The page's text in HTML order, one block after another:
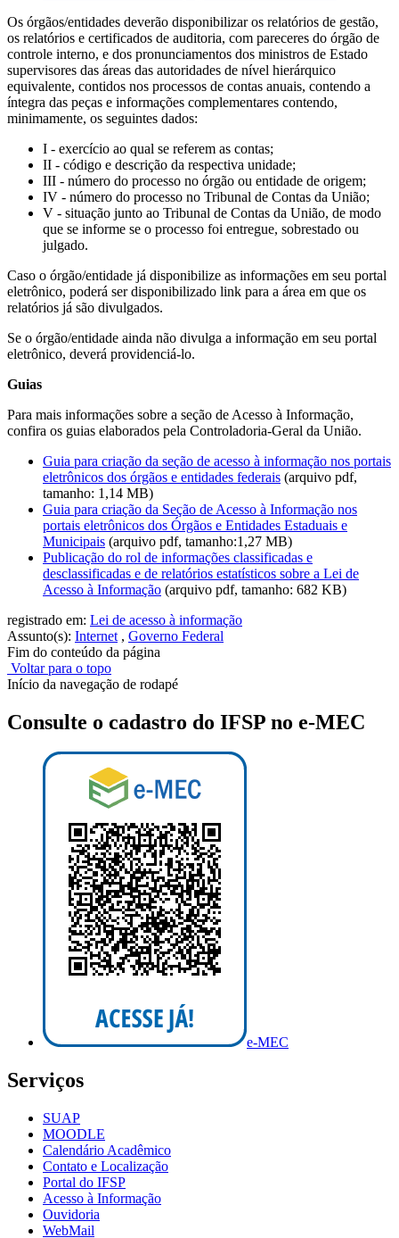
Os órgãos/entidades deverão disponibilizar os relatórios de gestão,
os relatórios e certificados de auditoria, com pareceres do órgão de
controle interno, e dos pronunciamentos dos ministros de Estado
supervisores das áreas das autoridades de nível hierárquico
equivalente, contidos nos processos de contas anuais, contendo a
íntegra das peças e informações complementares contendo,
minimamente, os seguintes dados:
I - exercício ao qual se referem as contas;
II - código e descrição da respectiva unidade;
III - número do processo no órgão ou entidade de origem;
IV - número do processo no Tribunal de Contas da União;
V - situação junto ao Tribunal de Contas da União, de modo
que se informe se o processo foi entregue, sobrestado ou
julgado.
Caso o órgão/entidade já disponibilize as informações em seu portal
eletrônico, poderá ser disponibilizado link para a área em que os
relatórios já são divulgados.
Se o órgão/entidade ainda não divulga a informação em seu portal
eletrônico, deverá providenciá-lo.
Guias
Para mais informações sobre a seção de Acesso à Informação,
confira os guias elaborados pela Controladoria-Geral da União.
Guia para criação da seção de acesso à informação nos portais
eletrônicos dos órgãos e entidades federais (arquivo pdf,
tamanho: 1,14 MB)
Guia para criação da Seção de Acesso à Informação nos
portais eletrônicos dos Órgãos e Entidades Estaduais e
Municipais (arquivo pdf, tamanho:1,27 MB)
Publicação do rol de informações classificadas e
desclassificadas e de relatórios estatísticos sobre a Lei de
Acesso à Informação (arquivo pdf, tamanho: 682 KB)
registrado em: Lei de acesso à informação
Assunto(s): Internet , Governo Federal
Fim do conteúdo da página
Voltar para o topo
Início da navegação de rodapé
Consulte o cadastro do IFSP no e-MEC
e-MEC
Serviços
SUAP
MOODLE
Calendário Acadêmico
Contato e Localização
Portal do IFSP
Acesso à Informação
Ouvidoria
WebMail